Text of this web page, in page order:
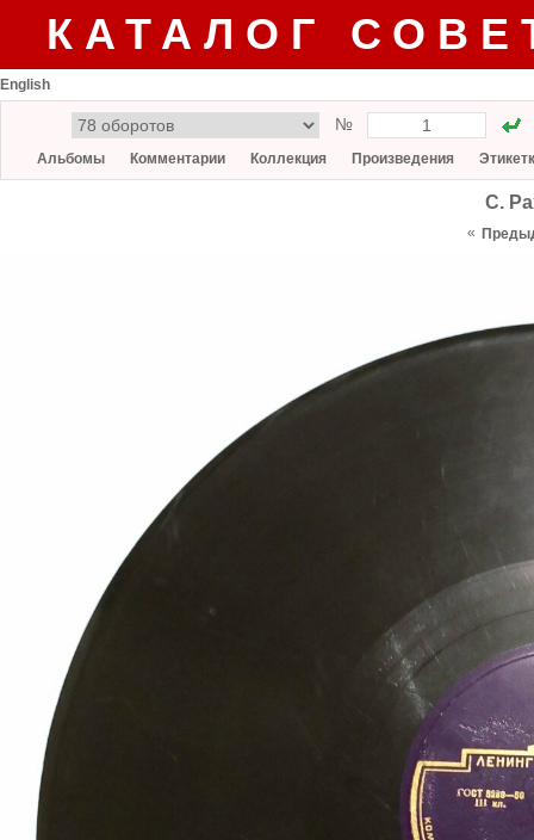
КАТАЛОГ
English
№
Альбомы Комментарии Коллекция Произведения
С.
«